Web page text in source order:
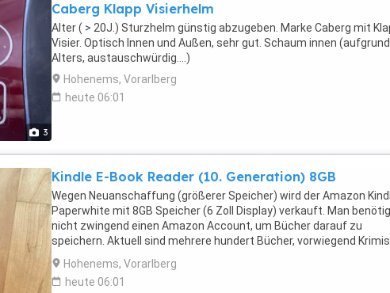
3
Caberg Klapp Visierhelm
Alter ( > 20J.) Sturzhelm günstig abzugeben. Marke Caberg mit
Visier. Optisch Innen und Außen, sehr gut. Schaum innen
Alters, austauschwürdig....)
Hohenems, Vorarlberg
heute 06:01
Kindle E-Book Reader (10. Generation) 8GB
Wegen Neuanschaffung (größerer Speicher) wird der Amazon
Paperwhite mit 8GB Speicher (6 Zoll Display) verkauft. Man
nicht zwingend einen Amazon Account, um Bücher darauf zu
speichern. Aktuell sind mehrere hundert Bücher, vorwiegend
Romane drauf. - Die würde ich drauf lassen, wenn gewünscht. Falls
einen speziellen Bücherwunsch haben, kann ich diesen ebenfalls
kopieren. Der Kindle Paperwhite kommt einem "echten" Papier von
Hohenems, Vorarlberg
heute 06:01